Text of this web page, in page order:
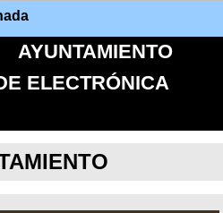
AYUNTAMIENTO
ELECTRÓNICA